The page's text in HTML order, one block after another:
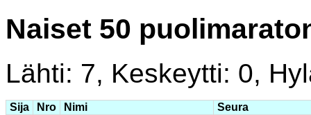
Naiset 50
Lähti: 7, Keskeytti: 0,
Sija Nro Nimi
Seura